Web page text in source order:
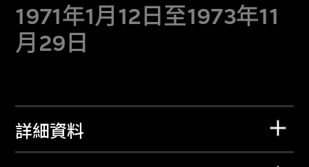
1971年1月12日至1973年11
月29日
詳細資料